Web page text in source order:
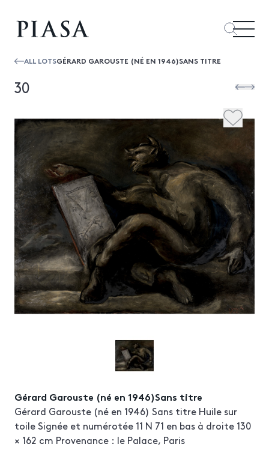
ALL LOTSGÉRARD GAROUSTE (NÉ EN 1946)SANS TITRE
30
Gérard Garouste (né en 1946)Sans titre
Gérard Garouste (né en 1946) Sans titre Huile sur
toile Signée et numérotée 11 N 71 en bas à droite 130
× 162 cm Provenance : le Palace, Paris